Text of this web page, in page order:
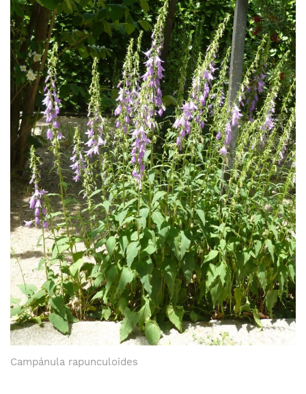
Campánula rapunculoides